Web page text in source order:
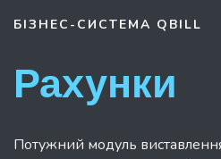
БІЗНЕС-СИСТЕМА QBILL
Рахунки
Потужний модуль